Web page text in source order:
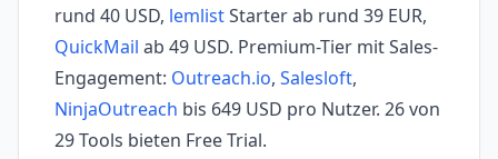
rund 40 USD, lemlistStarter ab rund 39 EUR,
QuickMail ab 49 USD. Premium-Tier mit Sales-
Engagement: Outreach.io, Salesloft,
NinjaOutreach bis 649 USD pro Nutzer. 26 von
29 Tools bieten Free Trial.